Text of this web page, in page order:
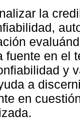
la
fuente en el
y
a
en